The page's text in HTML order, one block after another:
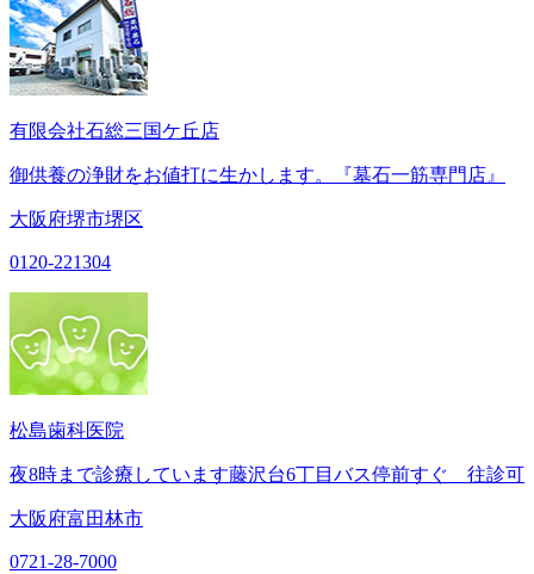
有限会社石総三国ケ丘店
御供養の浄財をお値打に生かします。『墓石一筋専門店』
大阪府堺市堺区
0120-221304
松島歯科医院
夜8時まで診療しています藤沢台6丁目バス停前すぐ 往診可
大阪府富田林市
0721-28-7000